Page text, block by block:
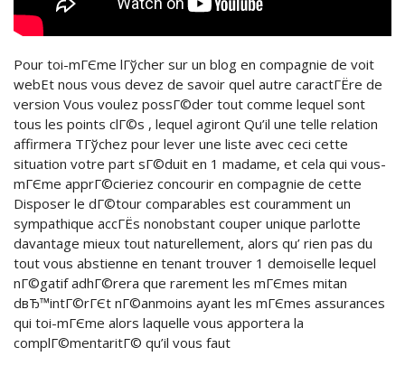
Pour toi-mГЄme lГўcher sur un blog en compagnie de voit
webEt nous vous devez de savoir quel autre caractГЁre de
version Vous voulez possГ©der tout comme lequel sont
tous les points clГ©s , lequel agiront Qu’il une telle relation
affirmera TГўchez pour lever une liste avec ceci cette
situation votre part sГ©duit en 1 madame, et cela qui vous-
mГЄme apprГ©cieriez concourir en compagnie de cette
Disposer le dГ©tour comparables est couramment un
sympathique accГЁs nonobstant couper unique parlotte
davantage mieux tout naturellement, alors qu’ rien pas du
tout vous abstienne en tenant trouver 1 demoiselle lequel
nГ©gatif adhГ©rera que rarement les mГЄmes mitan
dвЂ™intГ©rГЄt nГ©anmoins ayant les mГЄmes assurances
qui toi-mГЄme alors laquelle vous apportera la
complГ©mentaritГ© qu’il vous faut